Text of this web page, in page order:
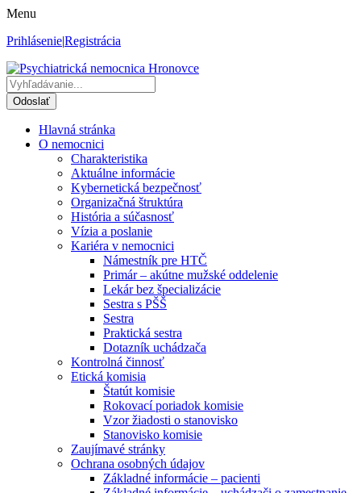
Menu
Prihlásenie|Registrácia
Hlavná stránka
O nemocnici
Charakteristika
Aktuálne informácie
Kybernetická bezpečnosť
Organizačná štruktúra
História a súčasnosť
Vízia a poslanie
Kariéra v nemocnici
Námestník pre HTČ
Primár – akútne mužské oddelenie
Lekár bez špecializácie
Sestra s PŠŠ
Sestra
Praktická sestra
Dotazník uchádzača
Kontrolná činnosť
Etická komisia
Štatút komisie
Rokovací poriadok komisie
Vzor žiadosti o stanovisko
Stanovisko komisie
Zaujímavé stránky
Ochrana osobných údajov
Základné informácie – pacienti